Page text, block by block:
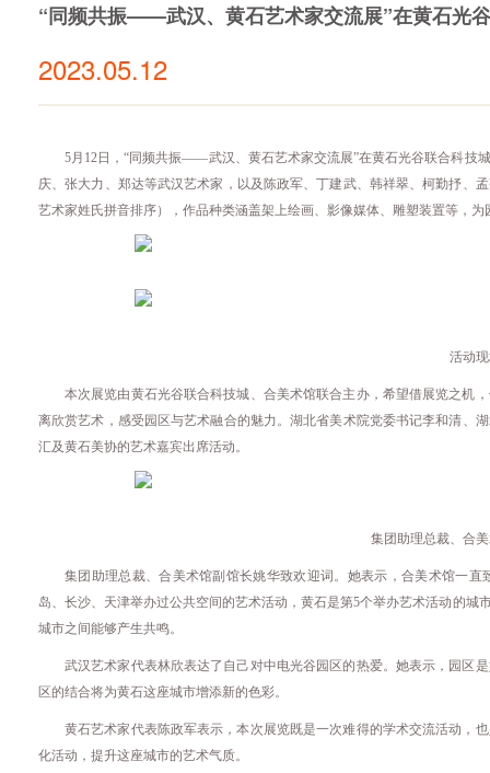
“同频共振——武汉、黄石艺术家交流展”在黄石光
2023.05.12
5月12日，“同频共振——武汉、黄石艺术家交流展”在黄石光谷联合科技
庆、张大力、郑达等武汉艺术家，以及陈政军、丁建武、韩祥翠、柯勤抒、
艺术家姓氏拼音排序），作品种类涵盖架上绘画、影像媒体、雕塑装置等，
活动
本次展览由黄石光谷联合科技城、合美术馆联合主办，希望借展览之机
离欣赏艺术，感受园区与艺术融合的魅力。湖北省美术院党委书记李和清、
汇及黄石美协的艺术嘉宾出席活动。
集团助理总裁、合
集团助理总裁、合美术馆副馆长姚华致欢迎词。她表示，合美术馆一
岛、长沙、天津举办过公共空间的艺术活动，黄石是第5个举办艺术活动的
城市之间能够产生共鸣。
武汉艺术家代表林欣表达了自己对中电光谷园区的热爱。她表示，园区
区的结合将为黄石这座城市增添新的色彩。
黄石艺术家代表陈政军表示，本次展览既是一次难得的学术交流活动，
化活动，提升这座城市的艺术气质。